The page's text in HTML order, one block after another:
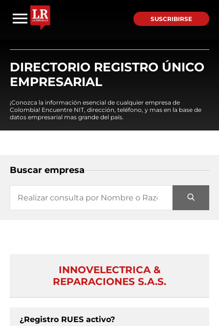
SUSCRIBIRSE
DIRECTORIO REGISTRO ÚNICO
EMPRESARIAL
¡Conozca la información esencial de cualquier empresa de
Colombia! Encuentre NIT, dirección, teléfono, y mas en la base de
datos empresarial mas grande del país.
Buscar empresa
INNOVELECTRICA &
REPARACIONES S.A.S.
¿Registro RUES activo?